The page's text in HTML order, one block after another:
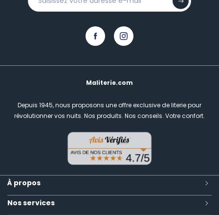
Maliterie.com
Depuis 1945, nous proposons une offre exclusive de literie pour
révolutionner vos nuits. Nos produits. Nos conseils. Votre confort.
À propos
Nos services